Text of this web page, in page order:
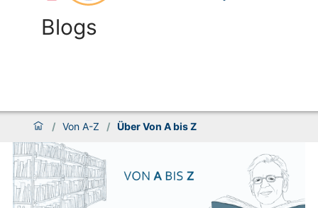
Blogs
/ Von A-Z / Über Von A bis Z